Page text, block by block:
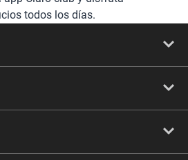
todos los días.